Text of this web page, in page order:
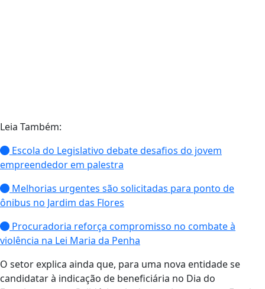
Leia Também:
Escola do Legislativo debate desafios do jovem
empreendedor em palestra
Melhorias urgentes são solicitadas para ponto de
ônibus no Jardim das Flores
Procuradoria reforça compromisso no combate à
violência na Lei Maria da Penha
O setor explica ainda que, para uma nova entidade se
candidatar à indicação de beneficiária no Dia do